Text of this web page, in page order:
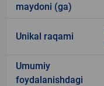
maydoni (ga)
Unikal raqami
Umumiy
foydalanishdagi